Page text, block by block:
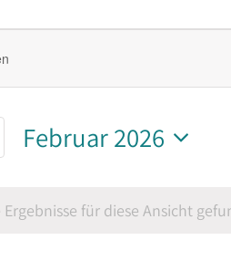
für diese Ansicht
Februar 2026